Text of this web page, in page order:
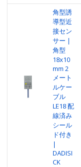
角型誘
導型近
接セン
サー |
角型
18x10
mm 2
メート
ルケー
ブル
LE18 配
線済み
シール
ド付き
|
DADISI
CK